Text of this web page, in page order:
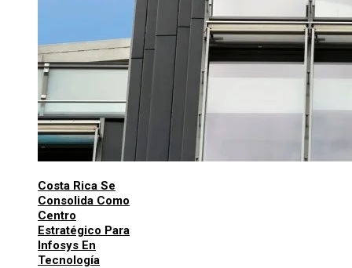
Costa Rica Se
Consolida Como
Centro
Estratégico Para
Infosys En
Tecnología